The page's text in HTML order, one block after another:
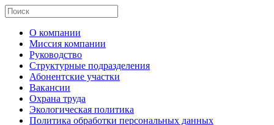
О компании
Миссия компании
Руководство
Структурные подразделения
Абонентские участки
Вакансии
Охрана труда
Экологическая политика
Политика обработки персональных данных